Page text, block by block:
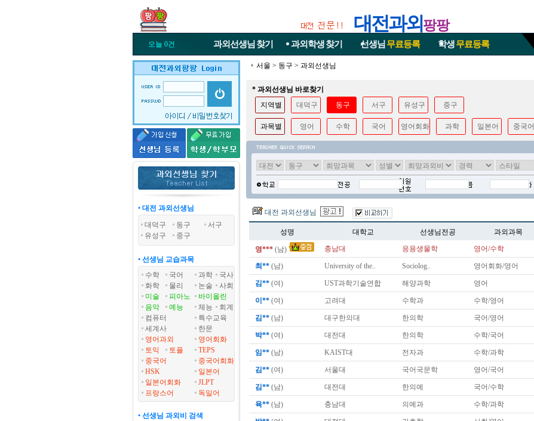
대전과외팡팡
오늘 0건 과외선생님 찾기 과외학생찾기 선생님 무료등록 학생무료등록
• 대전 과외선생님
대덕구
동구
서구
유성구
중구
• 선생님 교습과목
수학
국어 과학
국사
화학
물리 논술
사회
미술
피아노
바이올린
음악
예능 체능
회계
컴퓨터
특수교육
세계사
한문
영어과외
영어회화
토익
토플
TEPS
중국어
중국어회화
HSK
일본어
일본어회화
JLPT
프랑스어
독일어
• 선생님 과외비 검색
서울 > 동구 > 과외선생님
* 과외선생님 바로찾기
지역별
대덕구 동구 서구 유성구 중구
과목별 영어 수학 국어 영어회화 과학 일본어 중국어
대전 과외선생님
성명 대학교 선생님전공 과외과목
영*** (남) 충남대 응용생물학 영어/수학
최** (남) University of the.. Sociolog.. 영어회화/영어
김** (여) UST과학기술연합 해양과학 영어
이** (여) 고려대 수학과 수학/영어
김** (남) 대구한의대 한의학 국어/영어
박** (여) 대전대 한의학 수학/국어
임** (남) KAIST대 전자과 수학/과학
김** (여) 서울대 국어국문학 영어/국어
김** (남) 대전대 한의예 국어/수학
육** (남) 충남대 의예과 수학/과학